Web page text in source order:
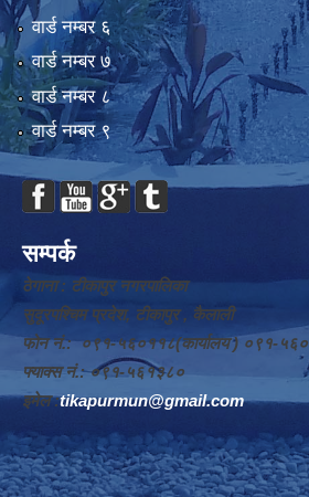
वार्ड न‌म्बर ६
वार्ड न‌म्बर ७
वार्ड न‌म्बर ८
वार्ड न‌म्बर ९
सम्पर्क
ठेगाना : टीकापुर नगरपालिका
सुदूरपश्चिम प्रदेश, टीकापुर , कैलाली
फोन नं.: ०९१-५६०११८(कार्यालय ) ०९१-
फ्याक्स नं.: ०९१-५६१३८०
इमेल :tikapurmun@gmail.com